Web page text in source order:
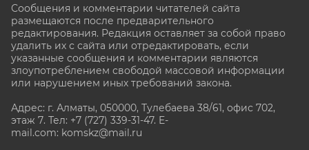
Сообщения и комментарии читателей сайта
размещаются после предварительного
редактирования. Редакция оставляет за собой право
удалить их с сайта или отредактировать, если
указанные сообщения и комментарии являются
злоупотреблением свободой массовой информации
или нарушением иных требований закона.
Адрес: г. Алматы, 050000, Тулебаева 38/61, офис 702,
этаж 7. Тел: +7 (727) 339-31-47. E-
mail.com: komskz@mail.ru